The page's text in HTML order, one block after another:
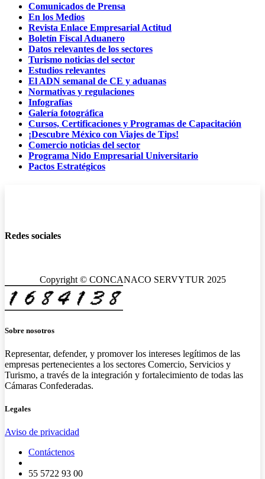
Comunicados de Prensa
En los Medios
Revista Enlace Empresarial Actitud
Boletín Fiscal Aduanero
Datos relevantes de los sectores
Turismo noticias del sector
Estudios relevantes
El ADN semanal de CE y aduanas
Normativas y regulaciones
Infografías
Galería fotográfica
Cursos, Certificaciones y Programas de Capacitación
¡Descubre México con Viajes de Tips!
Comercio noticias del sector
Programa Nido Empresarial Universitario
Pactos Estratégicos
Redes sociales
Copyright © CONCANACO SERVYTUR 2025
Sobre nosotros
Representar, defender, y promover los intereses legítimos de las
empresas pertenecientes a los sectores Comercio, Servicios y
Turismo, a través de la integración y fortalecimiento de todas las
Cámaras Confederadas.
Legales
Aviso de privacidad
Contáctenos
55 5722 93 00